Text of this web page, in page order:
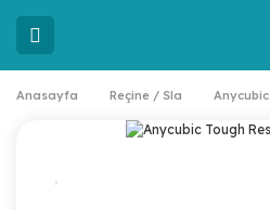
Anasayfa Reçine / Sla Anycubic